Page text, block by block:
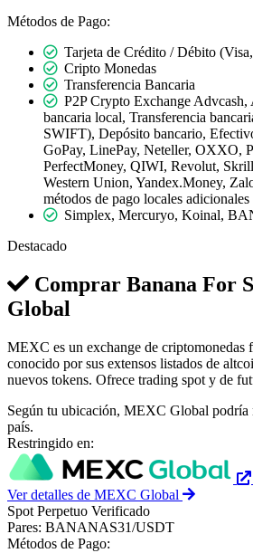
Métodos de Pago:
Tarjeta de Crédito / Débito
Cripto Monedas
Transferencia Bancaria
P2P Crypto Exchange Advcash,
bancaria local, Transferencia
SWIFT), Depósito bancario,
GoPay, LinePay, Neteller, OXXO,
PerfectMoney, QIWI, Revolut,
Western Union, Yandex.Money,
métodos de pago locales adicionales
Simplex, Mercuryo, Koinal,
Destacado
Comprar Banana For
Global
MEXC es un exchange de criptomonedas
conocido por sus extensos listados de
nuevos tokens. Ofrece trading spot y de
Según tu ubicación, MEXC Global podría
país.
Restringido en:
Ver detalles de MEXC Global
Spot Perpetuo Verificado
Pares: BANANAS31/USDT
Métodos de Pago: